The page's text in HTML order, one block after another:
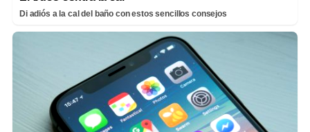
Di adiós a la cal del baño con estos sencillos consejos